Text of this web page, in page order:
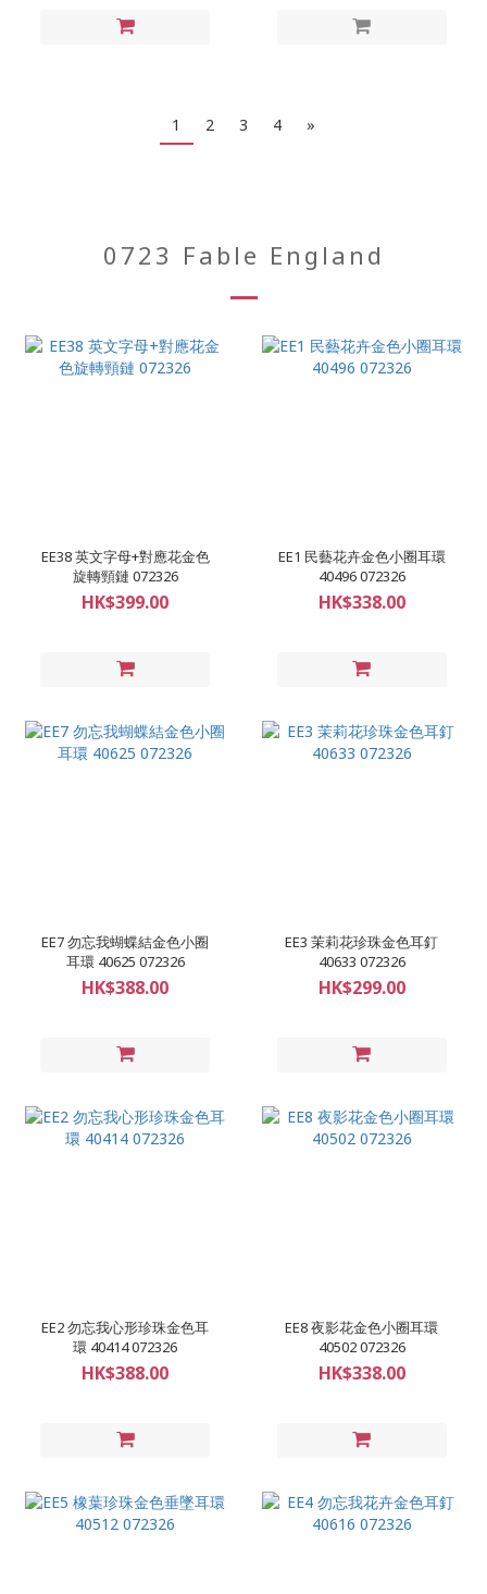
1 2 3 4 »
0723 Fable England
EE38 英文字母+對應花金色
旋轉頸鏈 072326
HK$399.00
EE1 民藝花卉金色小圈耳環
40496 072326
HK$338.00
EE7 勿忘我蝴蝶結金色小圈
耳環 40625 072326
HK$388.00
EE3 茉莉花珍珠金色耳釘
40633 072326
HK$299.00
EE2 勿忘我心形珍珠金色耳
環 40414 072326
HK$388.00
EE8 夜影花金色小圈耳環
40502 072326
HK$338.00